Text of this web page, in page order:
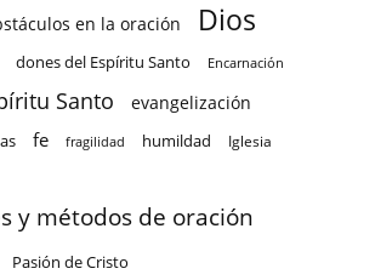
en la oración Dios
dones del Espíritu Santo Encarnación
Santo evangelización
fe fragilidad humildad Iglesia
y métodos de oración
Pasión de Cristo